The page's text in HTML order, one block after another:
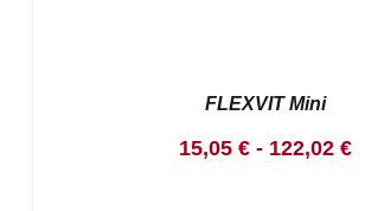
FLEXVIT Mini
15,05 € - 122,02 €